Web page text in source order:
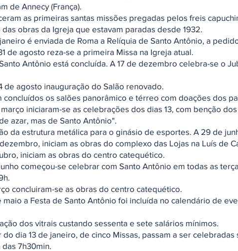
de Annecy (França).
as primeiras santas missões pregadas pelos freis
das obras da Igreja que estavam paradas desde 1932.
janeiro é enviada de Roma a Relíquia de Santo Antônio, a
de agosto reza-se a primeira Missa na Igreja atual.
Antônio está concluída. A 17 de dezembro celebra-se o
de agosto inauguração do Salão renovado.
concluídos os salões panorâmico e térreo com doações dos
março iniciaram-se as celebrações dos dias 13, com benção
azar, mas de Santo Antônio".
da estrutura metálica para o ginásio de esportes. A 29 de
dezembro, iniciam as obras do complexo das Lojas na Luís de
iniciam as obras do centro catequético.
começou-se celebrar com Santo Antônio em todas as
concluiram-se as obras do centro catequético.
maio a Festa de Santo Antônio foi incluída no calendário de
dos vitrais custando sessenta e sete salários mínimos.
dia 13 de janeiro, de cinco Missas, passam a ser celebradas
7h30min.